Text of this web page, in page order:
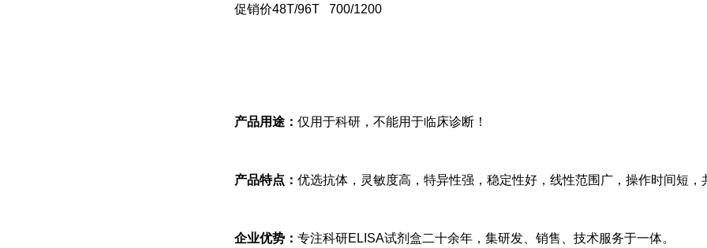
促销价48T/96T 700/1200
产品用途： 仅用于科研，不能用于临床诊断！
产品特点： 优选抗体，灵敏度高，特异性强，稳定性好，线性范围广，操作时间短，
企业优势： 专注科研ELISA试剂盒二十余年，集研发、销售、技术服务于一体。